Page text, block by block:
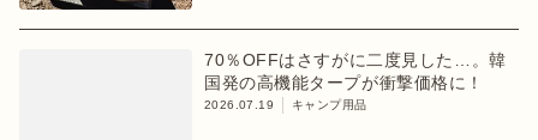
70％OFFはさすがに二度見した…。韓
国発の高機能タープが衝撃価格に！
2026.07.19 キャンプ用品